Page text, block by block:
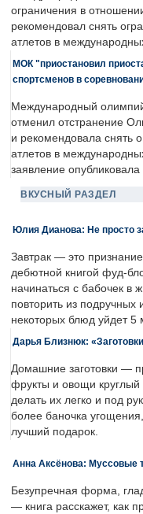
ограничения в
рекомендовал снять
атлетов в
МОК "приостановил
спортсменов в
Международный
отменил отстранение
и рекомендовала снять
атлетов в
заявление
ВКУСНЫЙ РАЗДЕЛ
Юлия Дианова: Не просто
Завтрак — это
дебютной книгой фуд-
начинаться с бабочек в
повторить из подручных
некоторых блюд уйдет 5
Дарья Близнюк:
Домашние заготовки —
фрукты и овощи круглый
делать их легко и под
более баночка
лучший подарок.
Анна Аксёнова: Муссовые
Безупречная форма,
— книга расскажет, как